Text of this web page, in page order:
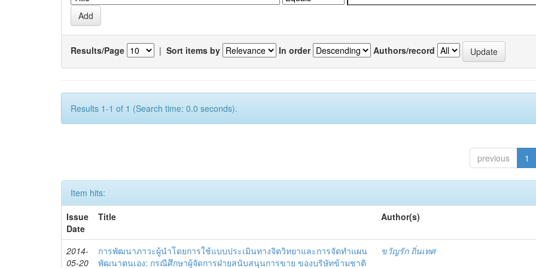
Results/Page | Sort items by In order Authors/record
Results 1-1 of 1 (Search time: 0.0 seconds).
previous 1
Item hits:
Issue
Date
Title Author(s)
2014-
05-20
การพัฒนาภาวะผู้นำโดยการใช้แบบประเมินทางจิตวิทยาและการจัดทำแผน
พัฒนาตนเอง: กรณีศึกษาผู้จัดการฝ่ายสนับสนุนการขาย ของบริษัทข้ามชาติ
ขวัญรัก ถิ่นเทศ